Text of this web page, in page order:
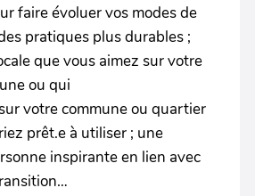
faire évoluer vos modes de
pratiques plus durables ;
que vous aimez sur votre
ou qui
votre commune ou quartier
prêt.e à utiliser ; une
inspirante en lien avec